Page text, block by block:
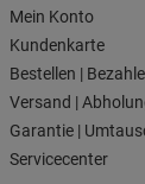
Mein Konto
Kundenkarte
Bestellen |
Versand |
Garantie |
Servicecenter